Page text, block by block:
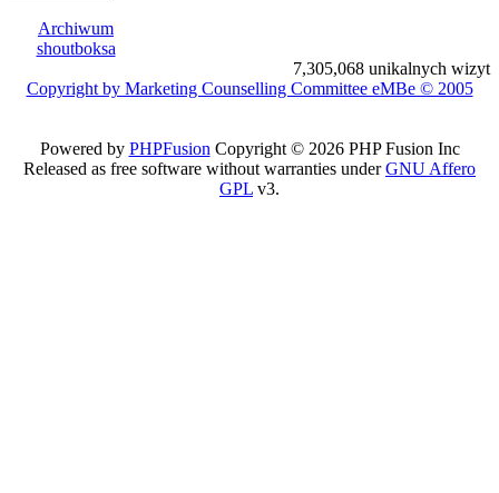
Archiwum
shoutboksa
7,305,068 unikalnych wizyt
Copyright by Marketing Counselling Committee eMBe © 2005
Powered by PHPFusion Copyright © 2026 PHP Fusion Inc
Released as free software without warranties underGNU Affero
GPL v3.